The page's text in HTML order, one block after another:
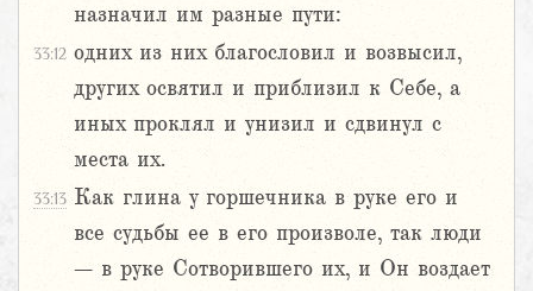
назначил им разные пути:
33:12 одних из них благословил и возвысил,
других освятил и приблизил к Себе, а
иных проклял и унизил и сдвинул с
места их.
33:13 Как глина у горшечника в руке его и
все судьбы ее в его произволе, так люди
– в руке Сотворившего их, и Он воздает